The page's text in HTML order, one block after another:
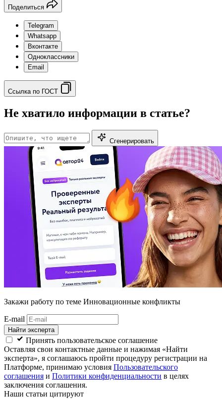
Поделиться
Telegram
Whatsapp
Вконтакте
Одноклассники
Email
Ссылка по ГОСТ
Не хватило информации в статье?
Сгенерировать
Закажи работу по теме Инновационные конфликты
E-mail
Найти эксперта
Принять пользовательское соглашение
Оставляя свои контактные данные и нажимая «Найти
эксперта», я соглашаюсь пройти процедуру регистрации на
Платформе, принимаю условия Пользовательского
соглашения и Политики конфиденциальности в целях
заключения соглашения.
Наши статьи цитируют